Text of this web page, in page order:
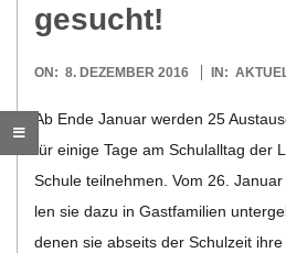
G
O
L
D
gesucht!
2016-
ON: 8. DEZEMBER 2016 IN:
Ab Ende Januar wer­den 25
für einige Tage am Schul­all­tag der
Schule teil­neh­men. Vom 26.
len sie dazu in Gast­fa­mi­lien
denen sie abseits der Schul­zeit